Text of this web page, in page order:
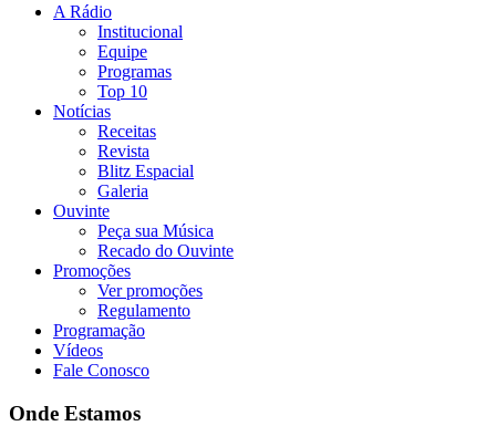
A Rádio
Institucional
Equipe
Programas
Top 10
Notícias
Receitas
Revista
Blitz Espacial
Galeria
Ouvinte
Peça sua Música
Recado do Ouvinte
Promoções
Ver promoções
Regulamento
Programação
Vídeos
Fale Conosco
Onde Estamos